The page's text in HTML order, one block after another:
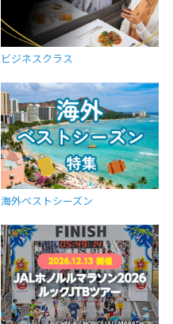
ビジネスクラス
海外ベストシーズン